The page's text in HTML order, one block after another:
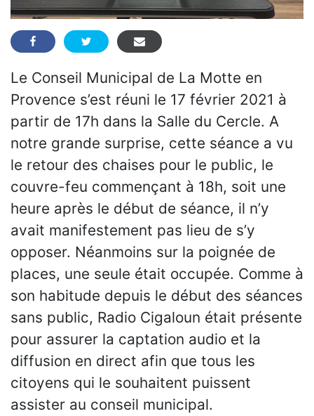
Le Conseil Municipal de La Motte en
Provence s’est réuni le 17 février 2021 à
partir de 17h dans la Salle du Cercle. A
notre grande surprise, cette séance a vu
le retour des chaises pour le public, le
couvre-feu commençant à 18h, soit une
heure après le début de séance, il n’y
avait manifestement pas lieu de s’y
opposer. Néanmoins sur la poignée de
places, une seule était occupée. Comme à
son habitude depuis le début des séances
sans public, Radio Cigaloun était présente
pour assurer la captation audio et la
diffusion en direct afin que tous les
citoyens qui le souhaitent puissent
assister au conseil municipal.